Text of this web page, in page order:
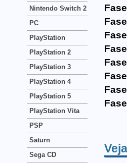
Nintendo Switch 2
PC
PlayStation
PlayStation 2
PlayStation 3
PlayStation 4
PlayStation 5
PlayStation Vita
PSP
Saturn
Sega CD